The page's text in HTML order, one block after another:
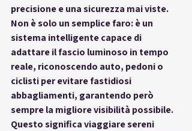
precisione e una sicurezza mai viste.
Non è solo un semplice faro: è un
sistema intelligente capace di
adattare il fascio luminoso in tempo
reale, riconoscendo auto, pedoni o
ciclisti per evitare fastidiosi
abbagliamenti, garantendo però
sempre la migliore visibilità possibile.
Questo significa viaggiare sereni